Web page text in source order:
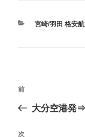
カ
宮崎/羽田 格安
投
ナ
ビ
前
の
稿
前
大分空港発
次
次